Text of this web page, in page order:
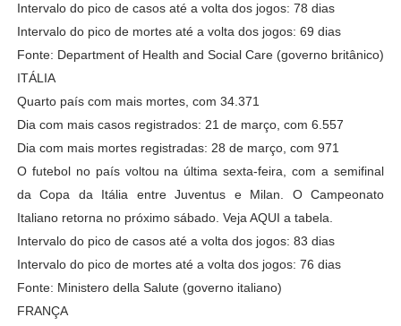
Intervalo do pico de casos até a volta dos jogos: 78 dias
Intervalo do pico de mortes até a volta dos jogos: 69 dias
Fonte: Department of Health and Social Care (governo britânico)
ITÁLIA
Quarto país com mais mortes, com 34.371
Dia com mais casos registrados: 21 de março, com 6.557
Dia com mais mortes registradas: 28 de março, com 971
O futebol no país voltou na última sexta-feira, com a semifinal
da Copa da Itália entre Juventus e Milan. O Campeonato
Italiano retorna no próximo sábado. Veja AQUI a tabela.
Intervalo do pico de casos até a volta dos jogos: 83 dias
Intervalo do pico de mortes até a volta dos jogos: 76 dias
Fonte: Ministero della Salute (governo italiano)
FRANÇA